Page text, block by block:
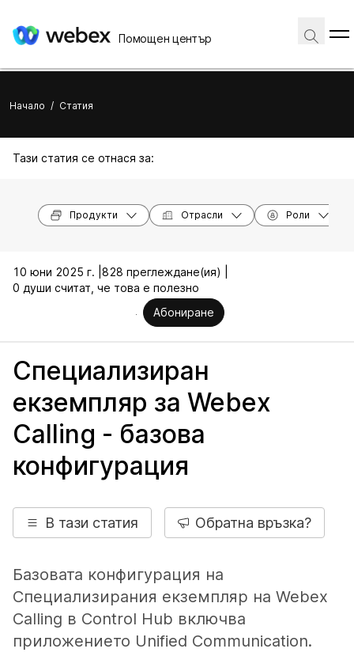
Помощен център
Начало / Статия
Тази статия се отнася за:
Продукти Отрасли Роли
10 юни 2025 г. | 828 преглеждане(ия) |
0 души считат, че това е полезно
Абониране
Специализиран
екземпляр за Webex
Calling - базова
конфигурация
В тази статия Обратна връзка?
Базовата конфигурация на
Специализирания екземпляр на Webex
Calling в Control Hub включва
приложението Unified Communication.